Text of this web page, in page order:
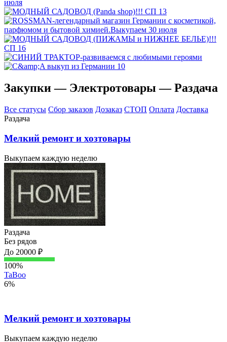
Закупки — Электротовары — Раздача
Все статусы Сбор заказов Дозаказ СТОП Оплата Доставка
Раздача
Мелкий ремонт и хозтовары
Выкупаем каждую неделю
Раздача
Без рядов
До 20000 ₽
100%
TaBoo
6%
Мелкий ремонт и хозтовары
Выкупаем каждую неделю